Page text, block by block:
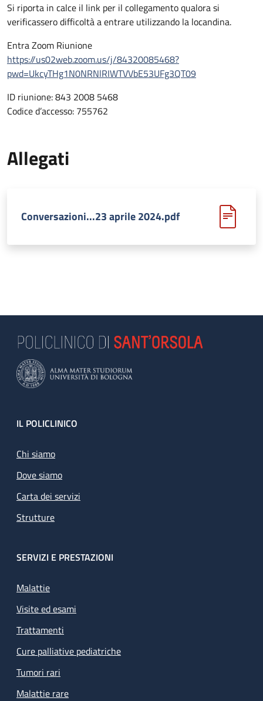
Si riporta in calce il link per il collegamento qualora si
verificassero difficoltà a entrare utilizzando la locandina.
Entra Zoom Riunione
https://us02web.zoom.us/j/84320085468?
pwd=UkcyTHg1N0NRNlRIWTVVbE53UFg3QT09
ID riunione: 843 2008 5468
Codice d’accesso: 755762
Allegati
Conversazioni...23 aprile 2024.pdf
Footer
IL POLICLINICO
Chi siamo
Dove siamo
Carta dei servizi
Strutture
SERVIZI E PRESTAZIONI
Malattie
Visite ed esami
Trattamenti
Cure palliative pediatriche
Tumori rari
Malattie rare